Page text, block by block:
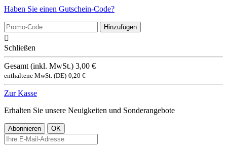
Haben Sie einen Gutschein-Code?
Hinzufügen

Schließen
Gesamt (inkl. MwSt.) 3,00 €
enthaltene MwSt. (DE) 0,20 €
Zur Kasse
Erhalten Sie unsere Neuigkeiten und Sonderangebote